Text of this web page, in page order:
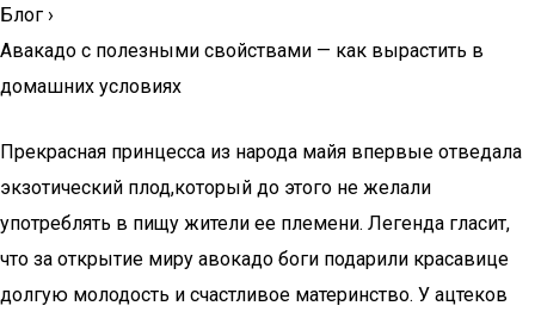
Блог ›
Авакадо с полезными свойствами — как вырастить в
домашних условиях
Прекрасная принцесса из народа майя впервые отведала
экзотический плод,который до этого не желали
употреблять в пищу жители ее племени. Легенда гласит,
что за открытие миру авокадо боги подарили красавице
долгую молодость и счастливое материнство. У ацтеков